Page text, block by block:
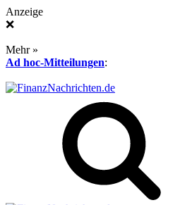
Anzeige
❌
Mehr »
Ad hoc-Mitteilungen: